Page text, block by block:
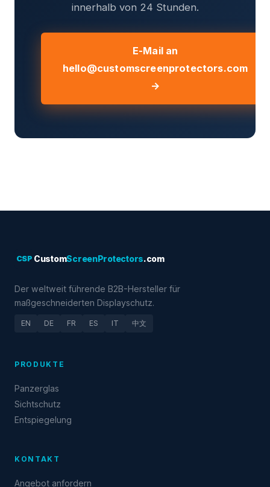
innerhalb von 24 Stunden.
E-Mail an
hello@customscreenprotectors.com
→
CSP CustomScreenProtectors.com
Der weltweit führende B2B-Hersteller für
maßgeschneiderten Displayschutz.
EN DE FR ES IT 中文
PRODUKTE
Panzerglas
Sichtschutz
Entspiegelung
KONTAKT
Angebot anfordern